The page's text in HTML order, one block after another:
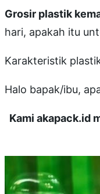
Grosir plastik
hari, apakah itu
Karakteristik
Halo bapak/ibu,
Kami akapack.id